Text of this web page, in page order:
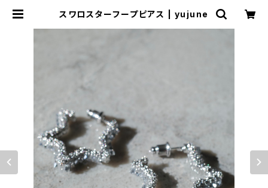
スワロスターフープピアス | yujune